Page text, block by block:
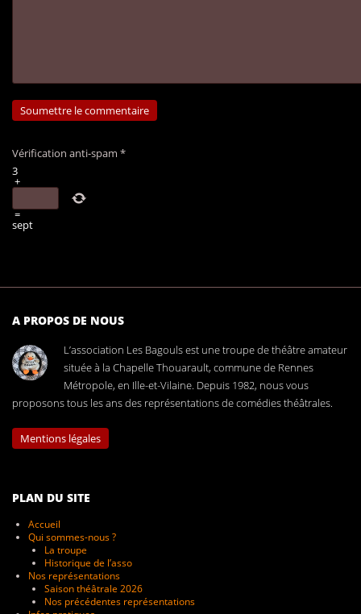
Vérification anti-spam *
3
+
=
sept
A PROPOS DE NOUS
L’association Les Bagouls est une troupe de théâtre amateur
située à la Chapelle Thouarault, commune de Rennes
Métropole, en Ille-et-Vilaine. Depuis 1982, nous vous
proposons tous les ans des représentations de comédies théâtrales.
Mentions légales
PLAN DU SITE
Accueil
Qui sommes-nous ?
La troupe
Historique de l’asso
Nos représentations
Saison théâtrale 2026
Nos précédentes représentations